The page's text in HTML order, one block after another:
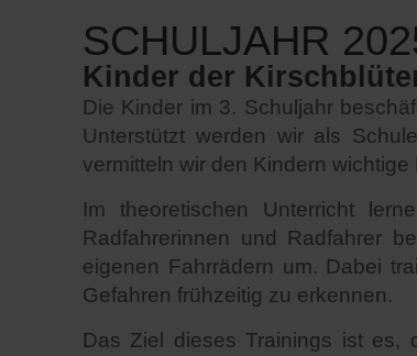
SCHULJAHR
Kinder der
Die Kinder im 3. Schuljahr
Unterstützt werden wir als
vermitteln wir den Kindern
Im theoretischen Unterricht
Radfahrerinnen und Radfahrer
eigenen Fahrrädern um. Dabei
Gefahren frühzeitig zu erkennen.
Das Ziel dieses Trainings ist es,